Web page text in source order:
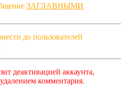
ЗАГЛАВНЫМИ
до пользователей
.
деактивацией аккаунта,
комментария.